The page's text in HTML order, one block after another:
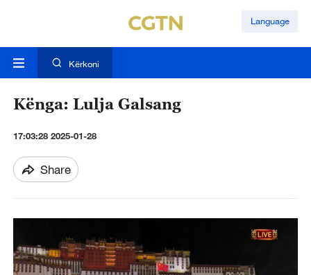
Language
Kërkoni
Kënga: Lulja Galsang
17:03:28 2025-01-28
Share